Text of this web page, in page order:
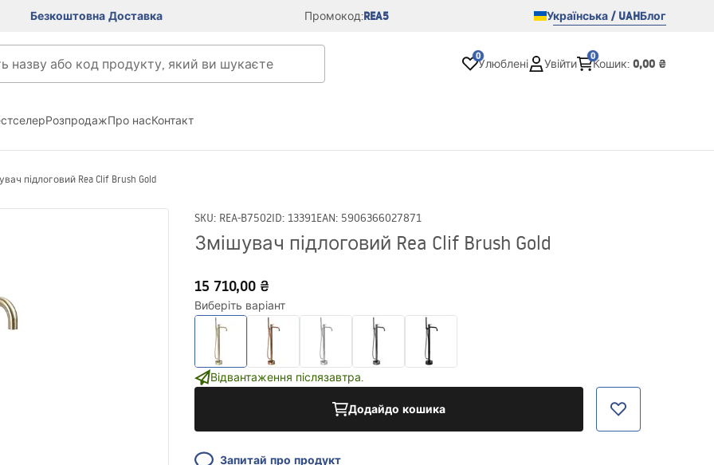
Безкоштовна Доставка Промокод:REA5 Українська / UAHБлог
0
Улюблені Увійти
0
Кошик: 0,00 ₴
РозпродажПро насКонтакт
підлоговий Rea Clif Brush Gold
SKU: REA-B7502ID: 13391EAN: 5906366027871
Змішувач підлоговий Rea Clif Brush Gold
15 710,00 ₴
Виберіть варіант
Відвантаження післязавтра.
Додайдо кошика
Запитай про продукт